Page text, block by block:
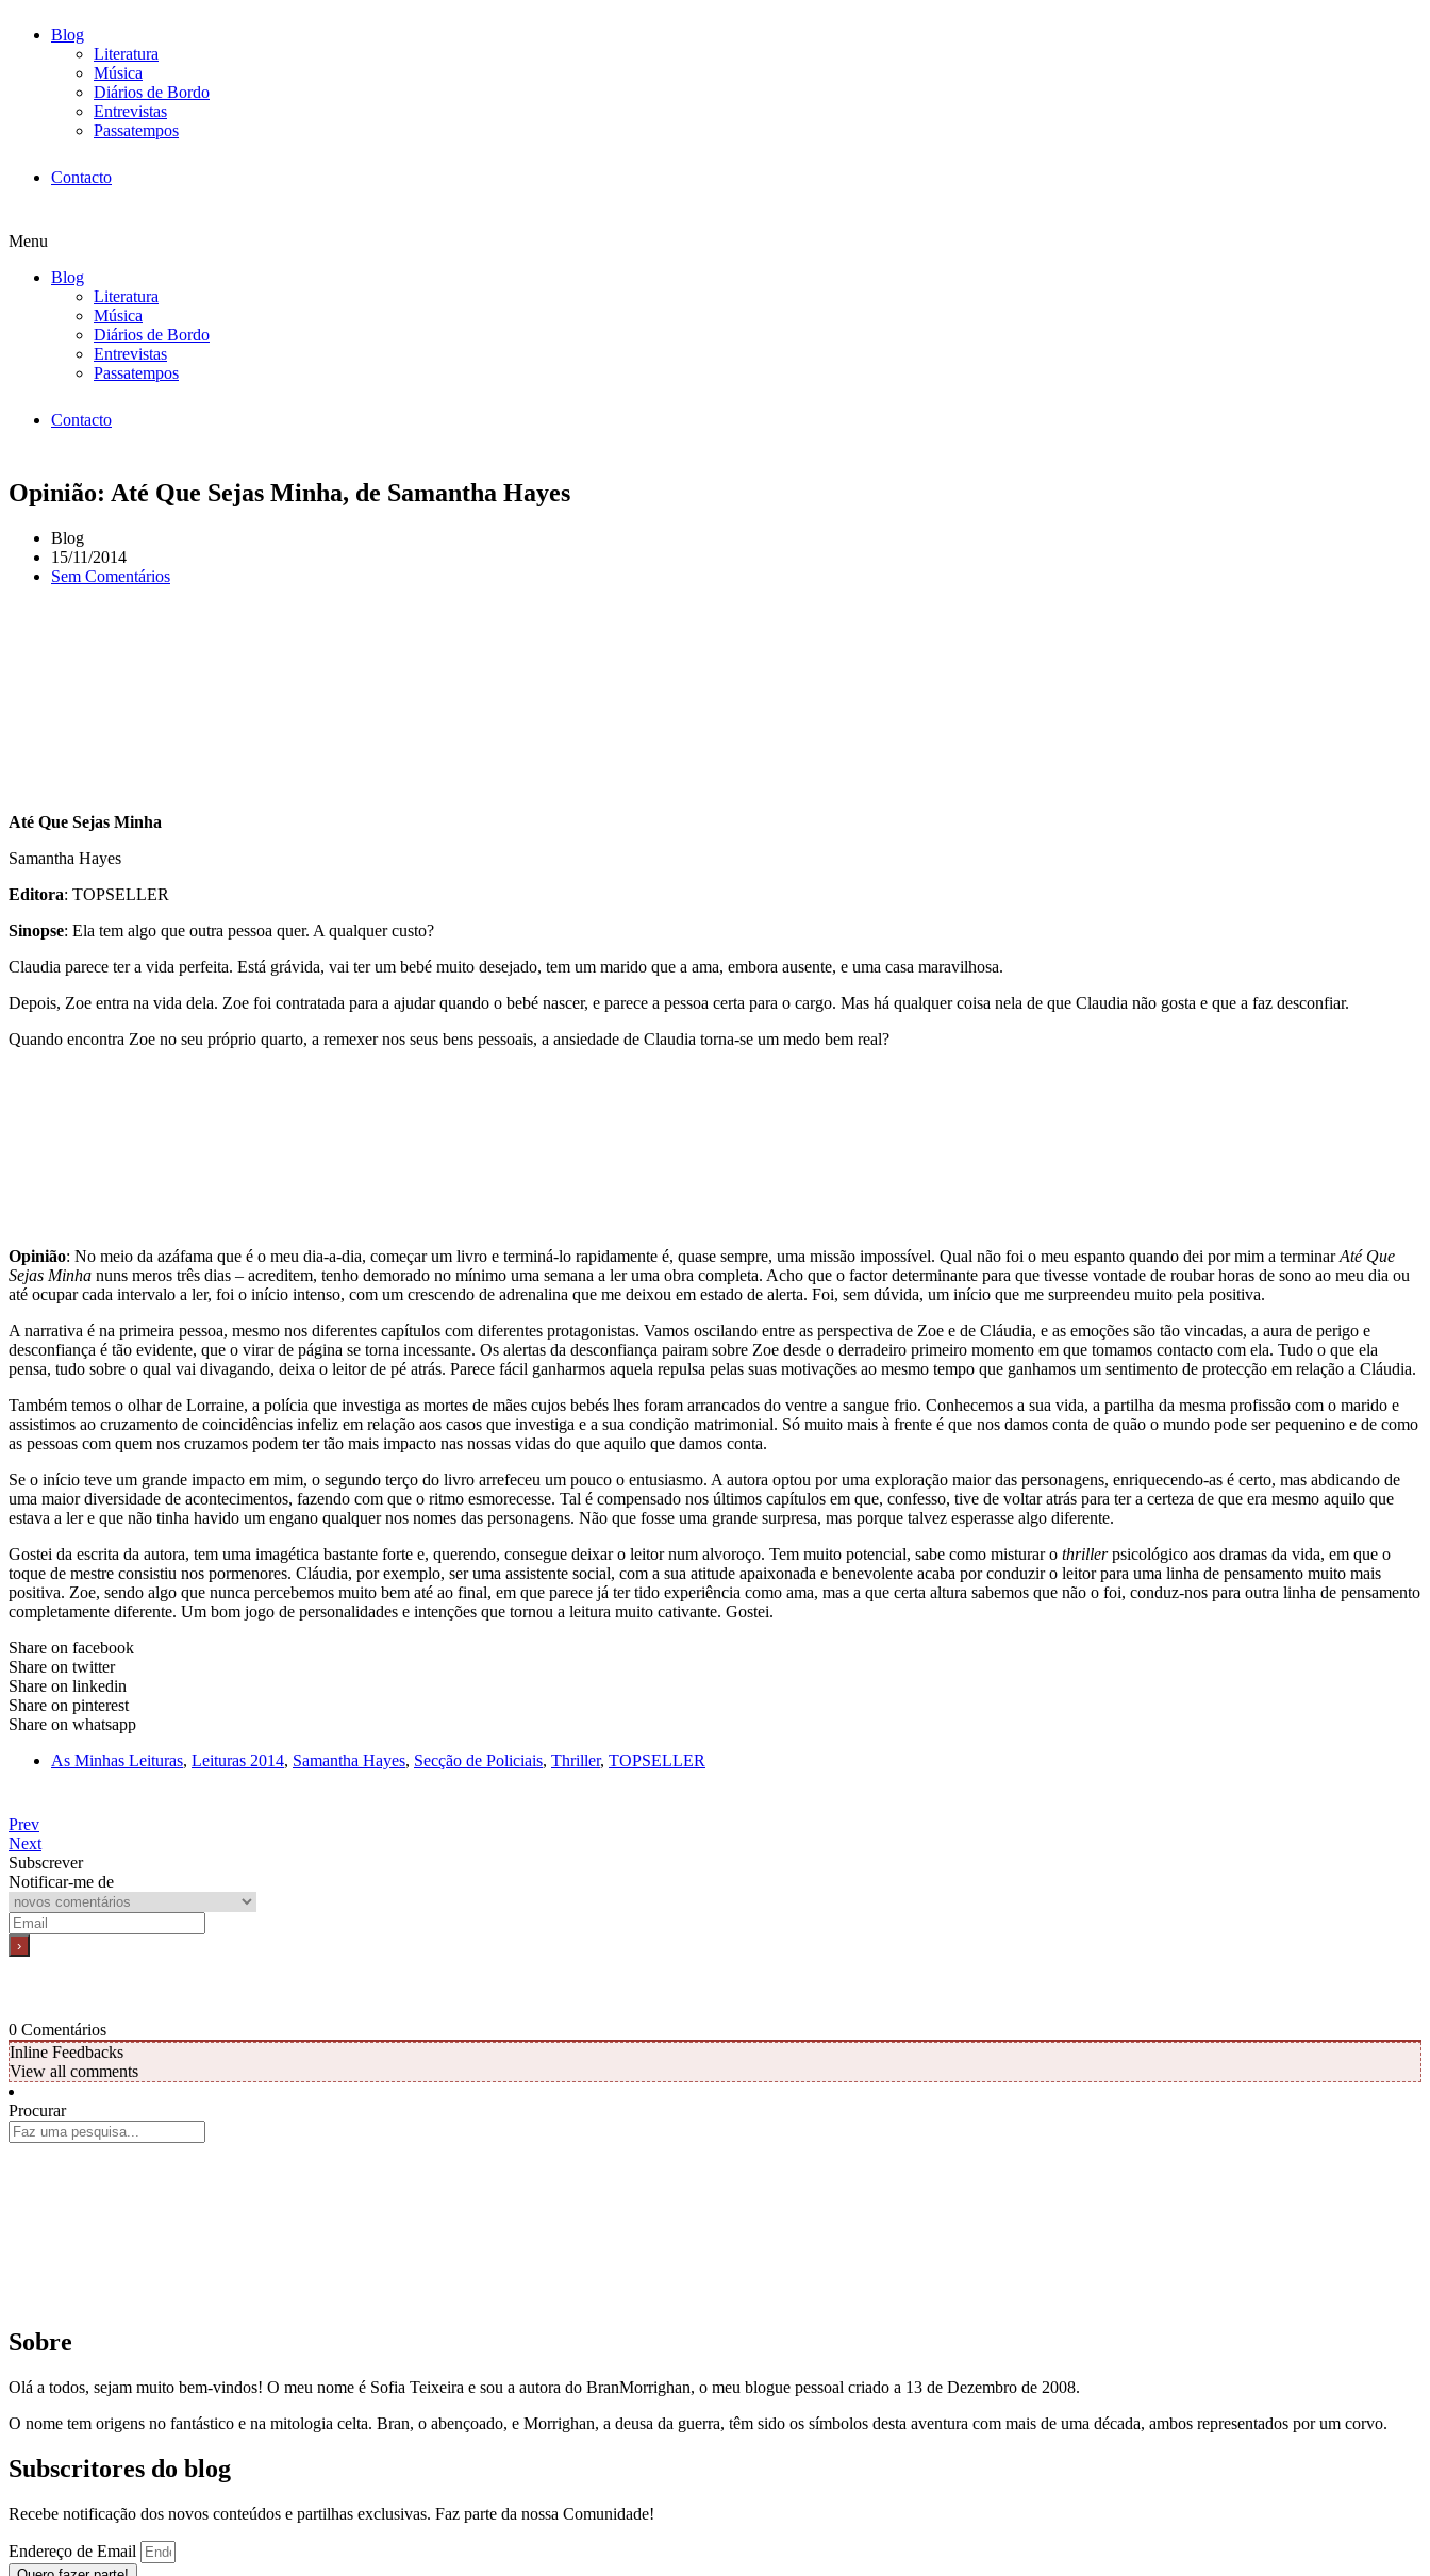
Blog
Literatura
Música
Diários de Bordo
Entrevistas
Passatempos
Contacto
Menu
Blog
Literatura
Música
Diários de Bordo
Entrevistas
Passatempos
Contacto
Opinião: Até Que Sejas Minha, de Samantha Hayes
Blog
15/11/2014
Sem Comentários
Até Que Sejas Minha
Samantha Hayes
Editora: TOPSELLER
Sinopse: Ela tem algo que outra pessoa quer. A qualquer custo?
Claudia parece ter a vida perfeita. Está grávida, vai ter um bebé muito desejado, tem um marido que a ama, embora ausente, e uma casa maravilhosa.
Depois, Zoe entra na vida dela. Zoe foi contratada para a ajudar quando o bebé nascer, e parece a pessoa certa para o cargo. Mas há qualquer coisa nela de que Claudia não gosta e que a faz desconfiar.
Quando encontra Zoe no seu próprio quarto, a remexer nos seus bens pessoais, a ansiedade de Claudia torna-se um medo bem real?
Opinião: No meio da azáfama que é o meu dia-a-dia, começar um livro e terminá-lo rapidamente é, quase sempre, uma missão impossível. Qual não foi o meu espanto quando dei por mim a terminarAté Que
Sejas Minha nuns meros três dias – acreditem, tenho demorado no mínimo uma semana a ler uma obra completa. Acho que o factor determinante para que tivesse vontade de roubar horas de sono ao meu dia ou
até ocupar cada intervalo a ler, foi o início intenso, com um crescendo de adrenalina que me deixou em estado de alerta. Foi, sem dúvida, um início que me surpreendeu muito pela positiva.
A narrativa é na primeira pessoa, mesmo nos diferentes capítulos com diferentes protagonistas. Vamos oscilando entre as perspectiva de Zoe e de Cláudia, e as emoções são tão vincadas, a aura de perigo e
desconfiança é tão evidente, que o virar de página se torna incessante. Os alertas da desconfiança pairam sobre Zoe desde o derradeiro primeiro momento em que tomamos contacto com ela. Tudo o que ela
pensa, tudo sobre o qual vai divagando, deixa o leitor de pé atrás. Parece fácil ganharmos aquela repulsa pelas suas motivações ao mesmo tempo que ganhamos um sentimento de protecção em relação a Cláudia.
Também temos o olhar de Lorraine, a polícia que investiga as mortes de mães cujos bebés lhes foram arrancados do ventre a sangue frio. Conhecemos a sua vida, a partilha da mesma profissão com o marido e
assistimos ao cruzamento de coincidências infeliz em relação aos casos que investiga e a sua condição matrimonial. Só muito mais à frente é que nos damos conta de quão o mundo pode ser pequenino e de como
as pessoas com quem nos cruzamos podem ter tão mais impacto nas nossas vidas do que aquilo que damos conta.
Se o início teve um grande impacto em mim, o segundo terço do livro arrefeceu um pouco o entusiasmo. A autora optou por uma exploração maior das personagens, enriquecendo-as é certo, mas abdicando de
uma maior diversidade de acontecimentos, fazendo com que o ritmo esmorecesse. Tal é compensado nos últimos capítulos em que, confesso, tive de voltar atrás para ter a certeza de que era mesmo aquilo que
estava a ler e que não tinha havido um engano qualquer nos nomes das personagens. Não que fosse uma grande surpresa, mas porque talvez esperasse algo diferente.
Gostei da escrita da autora, tem uma imagética bastante forte e, querendo, consegue deixar o leitor num alvoroço. Tem muito potencial, sabe como misturar o thrillerpsicológico aos dramas da vida, em que o
toque de mestre consistiu nos pormenores. Cláudia, por exemplo, ser uma assistente social, com a sua atitude apaixonada e benevolente acaba por conduzir o leitor para uma linha de pensamento muito mais
positiva. Zoe, sendo algo que nunca percebemos muito bem até ao final, em que parece já ter tido experiência como ama, mas a que certa altura sabemos que não o foi, conduz-nos para outra linha de pensamento
completamente diferente. Um bom jogo de personalidades e intenções que tornou a leitura muito cativante. Gostei.
Share on facebook
Share on twitter
Share on linkedin
Share on pinterest
Share on whatsapp
As Minhas Leituras, Leituras 2014, Samantha Hayes, Secção de Policiais, Thriller, TOPSELLER
Prev
Next
Subscrever
Notificar-me de
0 Comentários
Inline Feedbacks
View all comments
Procurar
Sobre
Olá a todos, sejam muito bem-vindos! O meu nome é Sofia Teixeira e sou a autora do BranMorrighan, o meu blogue pessoal criado a 13 de Dezembro de 2008.
O nome tem origens no fantástico e na mitologia celta. Bran, o abençoado, e Morrighan, a deusa da guerra, têm sido os símbolos desta aventura com mais de uma década, ambos representados por um corvo.
Subscritores do blog
Recebe notificação dos novos conteúdos e partilhas exclusivas. Faz parte da nossa Comunidade!
Endereço de Email